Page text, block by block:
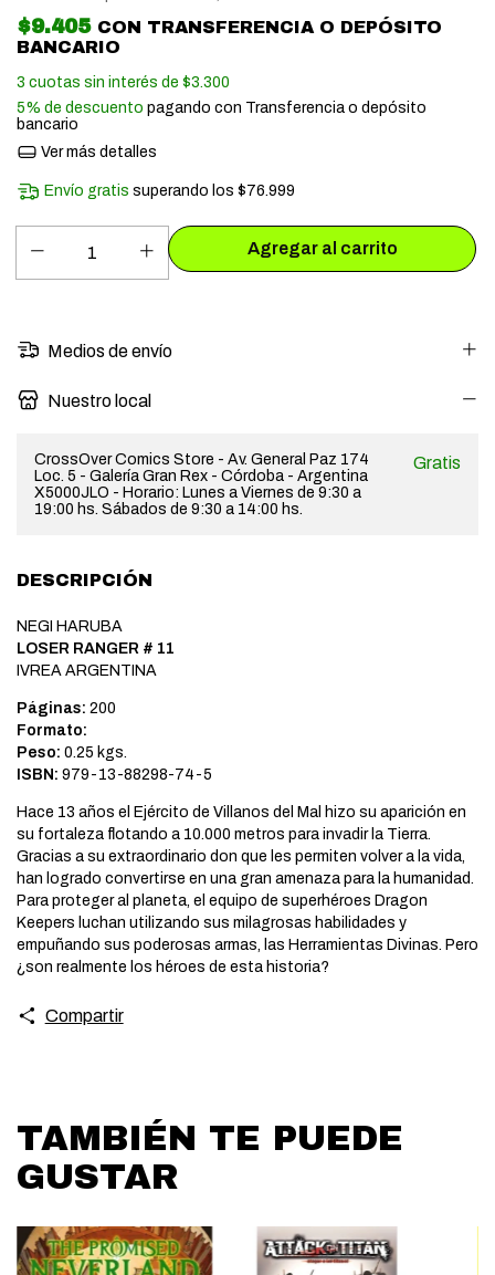
$9.405 CON TRANSFERENCIA O DEPÓSITO
BANCARIO
3 cuotas sin interés de $3.300
5% de descuento pagando con Transferencia o depósito
bancario
Ver más detalles
Envío gratis superando los$76.999
Medios de envío
Nuestro local
CrossOver Comics Store - Av. General Paz 174
Loc. 5 - Galería Gran Rex - Córdoba - Argentina
X5000JLO - Horario: Lunes a Viernes de 9:30 a
19:00 hs. Sábados de 9:30 a 14:00 hs.
Gratis
DESCRIPCIÓN
NEGI HARUBA
LOSER RANGER # 11
IVREA ARGENTINA
Páginas: 200
Formato:
Peso: 0.25 kgs.
ISBN: 979-13-88298-74-5
Hace 13 años el Ejército de Villanos del Mal hizo su aparición en
su fortaleza flotando a 10.000 metros para invadir la Tierra.
Gracias a su extraordinario don que les permiten volver a la vida,
han logrado convertirse en una gran amenaza para la humanidad.
Para proteger al planeta, el equipo de superhéroes Dragon
Keepers luchan utilizando sus milagrosas habilidades y
empuñando sus poderosas armas, las Herramientas Divinas. Pero
¿son realmente los héroes de esta historia?
Compartir
TAMBIÉN TE PUEDE
GUSTAR